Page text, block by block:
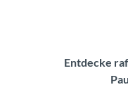
Entdecke